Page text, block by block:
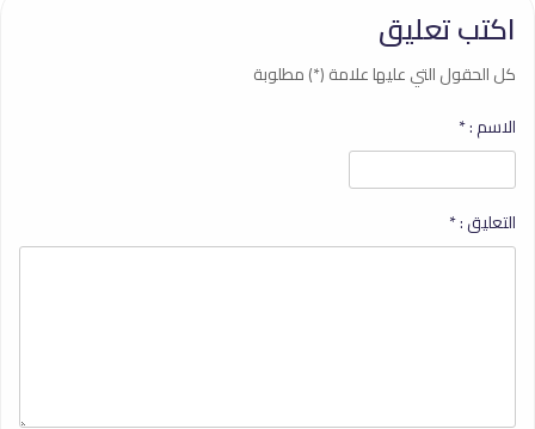
اكتب تعليق
كل الحقول التي عليها علامة (*) مطلوبة
الاسم :*
التعليق :*